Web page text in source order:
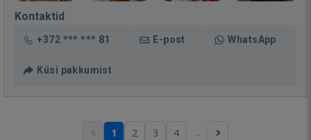
Kontaktid
+372 *** *** 81 E-post WhatsApp
Küsi pakkumist
1 2 3 4 ...